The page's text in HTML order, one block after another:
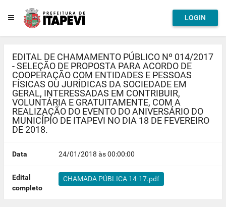
LOGIN
EDITAL DE CHAMAMENTO PÚBLICO Nº 014/2017
- SELEÇÃO DE PROPOSTA PARA ACORDO DE
COOPERAÇÃO COM ENTIDADES E PESSOAS
FÍSICAS OU JURÍDICAS DA SOCIEDADE EM
GERAL, INTERESSADAS EM CONTRIBUIR,
VOLUNTÁRIA E GRATUITAMENTE, COM A
REALIZAÇÃO DO EVENTO DO ANIVERSÁRIO DO
MUNICÍPIO DE ITAPEVI NO DIA 18 DE FEVEREIRO
DE 2018.
Data 24/01/2018 às 00:00:00
Edital
completo
CHAMADA PÚBLICA 14-17.pdf